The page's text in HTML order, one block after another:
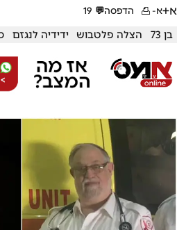
א+א- הדפסה💬
19
בן 73 הצלה פלטבוש ידידיה לנגזם